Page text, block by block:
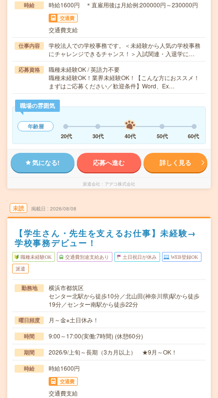
時給 時給1600円 ＊直雇用後は月給例:200000円～230000円
交通費
交通費支給
仕事内容
学校法人での学校事務です。＜未経験から人気の学校事務
にチャレンジできるチャンス！＞入試関連・入退学に…
応募資格
職種未経験OK / 英語力不要
職種未経験OK！業界未経験OK！【こんな方におススメ！
まずはご応募ください／歓迎条件】Word、Ex…
職場の雰囲気
年齢層
20代
30代 40代 50代 60代
気になる! 応募へ進む 詳しく見る
派遣会社 アデコ株式会社
未読 掲載日 2026/08/08
【学生さん・先生を支えるお仕事】未経験→
学校事務デビュー！
職種未経験OK 交通費別途支給あり 土日祝日が休み WEB登録OK
派遣
勤務地
横浜市都筑区
センター北駅から徒歩10分／北山田(神奈川県)駅から徒歩
19分／センター南駅から徒歩22分
曜日頻度 月～金※土日休み！
時間 9:00～17:00(実働:7時間) (休憩60分)
期間 2026/9/上旬～長期（3カ月以上） ★9月～OK！
時給 時給1600円
交通費
交通費支給